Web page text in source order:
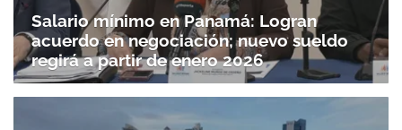
Salario mínimo en Panamá: Logran
acuerdo en negociación; nuevo sueldo
regirá a partir de enero 2026